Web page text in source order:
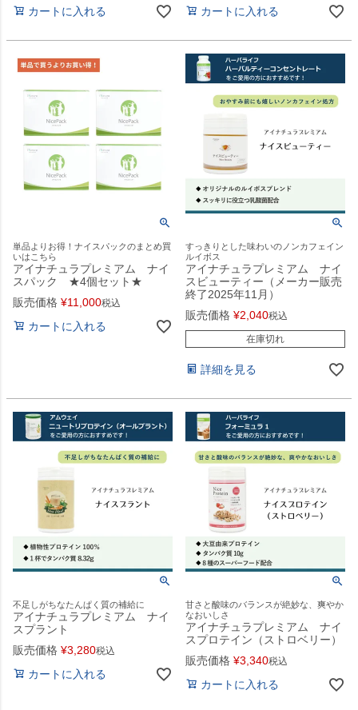
カートに入れる カートに入れる
単品よりお得！ナイスパックのまとめ買
いはこちら
アイナチュラプレミアム ナイ
スパック ★4個セット★
販売価格 ¥11,000税込
カートに入れる
すっきりとした味わいのノンカフェイン
ルイボス
アイナチュラプレミアム ナイ
スビューティー（メーカー販売
終了2025年11月）
販売価格 ¥2,040税込
在庫切れ
詳細を見る
不足しがちなたんぱく質の補給に
アイナチュラプレミアム ナイ
スプラント
販売価格 ¥3,280税込
カートに入れる
甘さと酸味のバランスが絶妙な、爽やか
なおいしさ
アイナチュラプレミアム ナイ
スプロテイン（ストロベリー）
販売価格 ¥3,340税込
カートに入れる